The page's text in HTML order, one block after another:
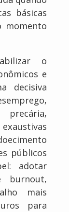
básicas
momento
o
e
decisiva
públicos
adotar
burnout,
mais
para